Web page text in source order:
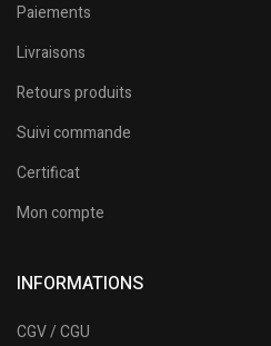
Paiements
Livraisons
Retours produits
Suivi commande
Certificat
Mon compte
INFORMATIONS
CGV / CGU